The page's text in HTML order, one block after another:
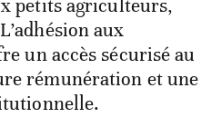
petits agriculteurs,
aux
un accès sécurisé au
rémunération et une